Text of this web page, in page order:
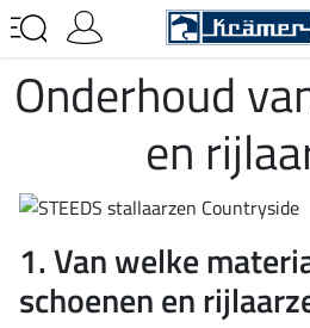
Onderhoud
en
1. Van welke
schoenen en